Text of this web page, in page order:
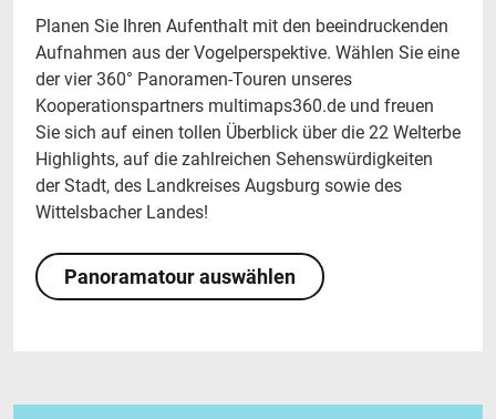
Planen Sie Ihren Aufenthalt mit den beeindruckenden
Aufnahmen aus der Vogelperspektive. Wählen Sie eine
der vier 360° Panoramen-Touren unseres
Kooperations­partners multimaps360.de und freuen
Sie sich auf einen tollen Überblick über die 22 Welterbe
Highlights, auf die zahlreichen Sehens­würdigkeiten
der Stadt, des Landkreises Augsburg sowie des
Wittelsbacher Landes!
Panoramatour auswählen